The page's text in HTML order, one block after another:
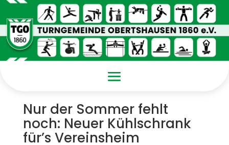
Nur der Sommer fehlt
noch: Neuer Kühlschrank
für’s Vereinsheim